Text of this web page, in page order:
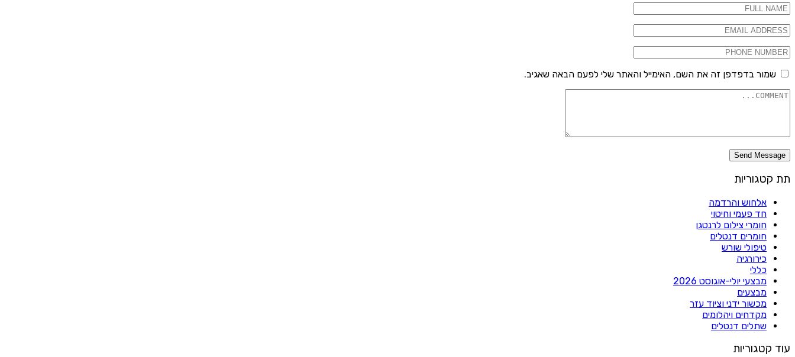
שמור בדפדפן זה את השם, האימייל והאתר שלי לפעם הבאה שאגיב.
תת קטגוריות
אלחוש והרדמה
חד פעמי וחיטוי
חומרי צילום לרנטגן
חומרים דנטלים
טיפולי שורש
כירורגיה
כללי
מבצעי יולי-אוגוסט 2026
מבצעים
מכשור ידני וציוד עזר
מקדחים ויהלומים
שתלים דנטלים
עוד קטגוריות